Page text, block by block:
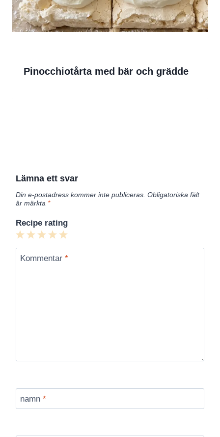
Pinocchiotårta med bär och grädde
Lämna ett svar
Din e-postadress kommer inte publiceras. Obligatoriska fält
är märkta *
Recipe rating
5
Stars
4
Stars
3
Stars
2
Stars
1
Star
Kommentar *
namn *